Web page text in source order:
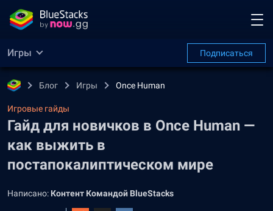
Игры Подписаться
Блог Игры Once Human
Игровые гайды
Гайд для новичков в Once Human —
как выжить в
постапокалиптическом мире
Написано: Контент Командой BlueStacks